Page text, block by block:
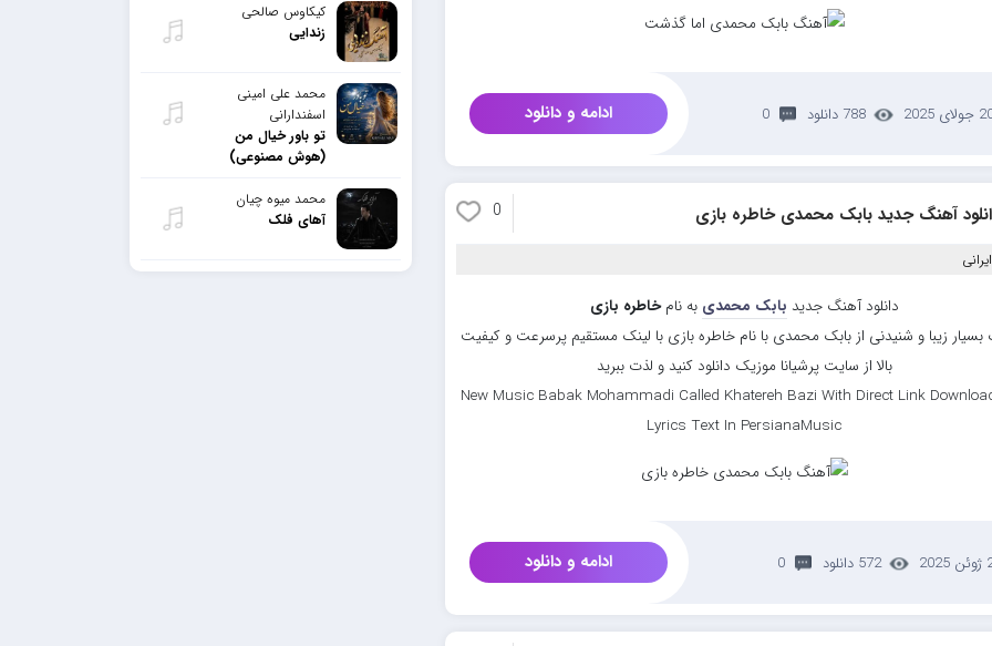
2025 788 دانلود 0 ادامه و دانلود
آهنگ جدید بابک محمدی خاطره بازی 0
دانلود آهنگ جدید بابک محمدی به نامخاطره بازی
زیبا و شنیدنی از بابک محمدی با نام خاطره بازی با لینک مستقیم پرسرعت و کیفیت
بالا از سایت پرشیانا موزیک دانلود کنید و لذت ببرید
New Music Babak Mohammadi Called Khatereh Bazi With Direct Link
Lyrics Text In PersianaMusic
2025 572 دانلود 0 ادامه و دانلود
کیکاوس صالحی
زندایی
محمد علی امینی
اسفندارانی
تو باور خیال من
(هوش مصنوعی)
محمد میوه چیان
آهای فلک